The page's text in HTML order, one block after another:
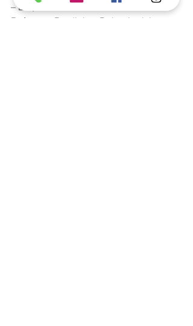
– BH,
Reformas Prediais – Bairro Letícia –